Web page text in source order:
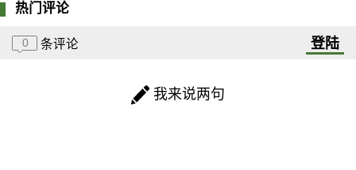
热门评论
0 条评论 登陆
我来说两句